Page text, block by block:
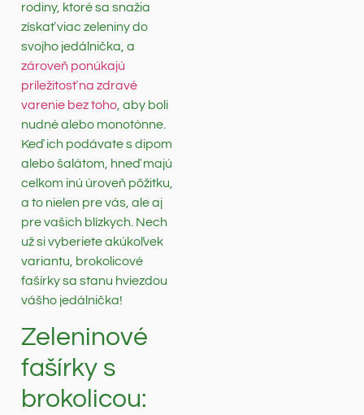
rodiny, ktoré sa snažia
získať viac zeleniny do
svojho jedálnička, a
zároveň ponúkajú
príležitosť na zdravé
varenie bez toho, aby boli
nudné alebo monotónne.
Keď ich podávate s dipom
alebo šalátom, hneď majú
celkom inú úroveň pôžitku,
a to nielen pre vás, ale aj
pre vašich blízkych. Nech
už si vyberiete akúkoľvek
variantu, brokolicové
fašírky sa stanu hviezdou
vášho jedálnička!
Zeleninové
fašírky s
brokolicou: